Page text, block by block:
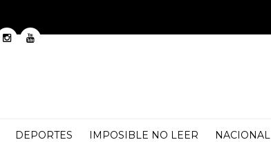
DEPORTES IMPOSIBLE NO LEER NACIONAL